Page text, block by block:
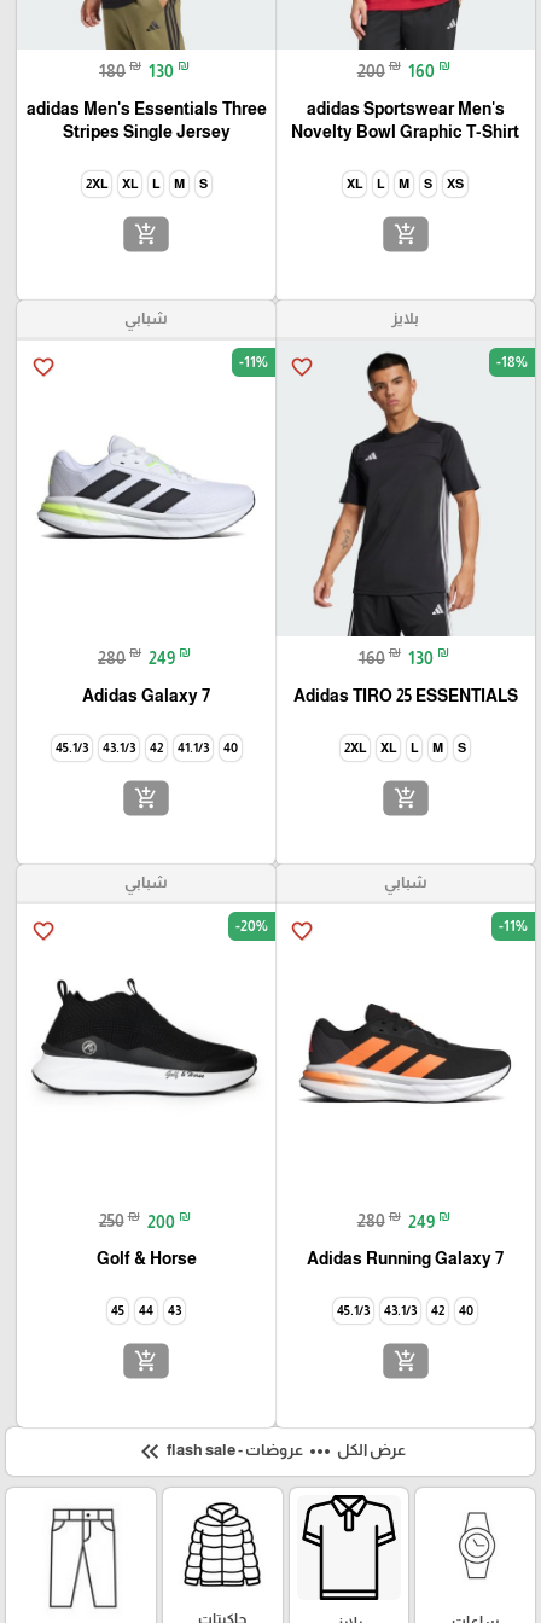
🎓
200 ₪ 160 ₪
adidas Sportswear Men's
Novelty Bowl Graphic T-Shirt
XS
S
M
L
XL
add_shopping_cart
180 ₪ 130 ₪
adidas Men's Essentials Three
Stripes Single Jersey
S
M
L
XL
2XL
add_shopping_cart
بلايز
favorite_border -18%
160 ₪ 130 ₪
Adidas TIRO 25 ESSENTIALS
S
M
L
XL
2XL
add_shopping_cart
شبابي
favorite_border -11%
280 ₪ 249 ₪
Adidas Galaxy 7
40
41.1/3
42
43.1/3
45.1/3
add_shopping_cart
شبابي
favorite_border -11%
280 ₪ 249 ₪
Adidas Running Galaxy 7
40
42
43.1/3
45.1/3
add_shopping_cart
شبابي
favorite_border -20%
250 ₪ 200 ₪
Golf & Horse
43
44
45
add_shopping_cart
عرض الكل more_horiz عروضات - flash sale keyboard_double_arrow_left
جاكيتات